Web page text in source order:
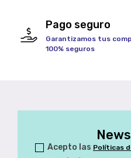
Pago seguro
Garantizamos tus
100% seguros
Acepto las Políticas